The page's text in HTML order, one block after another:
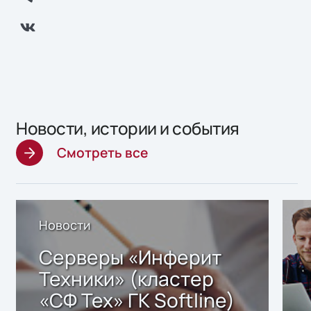
Новости, истории и события
Смотреть все
Новости
Серверы «Инферит
Техники» (кластер
«СФ Тех» ГК Softline)